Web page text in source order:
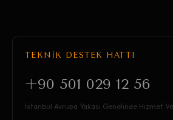
TEKNİK DESTEK HATTI
+90 501 029 12 56
İstanbul Avrupa Yakası Genelinde Hizmet